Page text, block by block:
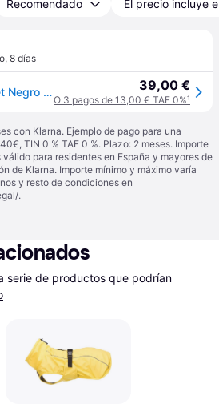
Recomendado El precio incluye
, 8 días
Trixie Vaasa Dog Jacket Negro 30 cm 39,00 €
O 3 pagos de 13,00 € TAE 0%¹
con Klarna. Ejemplo de pago para una
TIN 0 % TAE 0 %. Plazo: 2 meses. Importe
para residentes en España y mayores de
de Klarna. Importe mínimo y máximo varía
y resto de condiciones en
.
serie de productos que podrían